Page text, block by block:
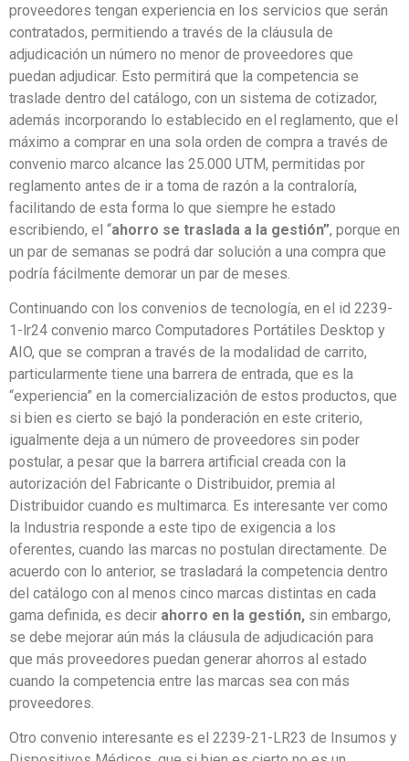
proveedores tengan experiencia en los servicios que serán
contratados, permitiendo a través de la cláusula de
adjudicación un número no menor de proveedores que
puedan adjudicar. Esto permitirá que la competencia se
traslade dentro del catálogo, con un sistema de cotizador,
además incorporando lo establecido en el reglamento, que el
máximo a comprar en una sola orden de compra a través de
convenio marco alcance las 25.000 UTM, permitidas por
reglamento antes de ir a toma de razón a la contraloría,
facilitando de esta forma lo que siempre he estado
escribiendo, el “ahorro se traslada a la gestión”, porque en
un par de semanas se podrá dar solución a una compra que
podría fácilmente demorar un par de meses.
Continuando con los convenios de tecnología, en el id 2239-
1-lr24 convenio marco Computadores Portátiles Desktop y
AIO, que se compran a través de la modalidad de carrito,
particularmente tiene una barrera de entrada, que es la
“experiencia” en la comercialización de estos productos, que
si bien es cierto se bajó la ponderación en este criterio,
igualmente deja a un número de proveedores sin poder
postular, a pesar que la barrera artificial creada con la
autorización del Fabricante o Distribuidor, premia al
Distribuidor cuando es multimarca. Es interesante ver como
la Industria responde a este tipo de exigencia a los
oferentes, cuando las marcas no postulan directamente. De
acuerdo con lo anterior, se trasladará la competencia dentro
del catálogo con al menos cinco marcas distintas en cada
gama definida, es decir ahorro en la gestión, sin embargo,
se debe mejorar aún más la cláusula de adjudicación para
que más proveedores puedan generar ahorros al estado
cuando la competencia entre las marcas sea con más
proveedores.
Otro convenio interesante es el 2239-21-LR23 de Insumos y